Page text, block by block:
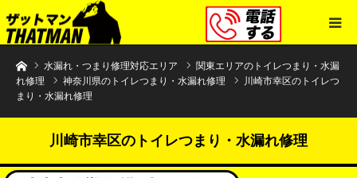
水まわりトラブル解決のザットマン
水漏れ・つまり修理対応エリア
関東エリアのトイレつまり・水漏
れ修理
神奈川県のトイレつまり・水漏れ修理
川崎市幸区のトイレつ
まり・水漏れ修理
川崎市幸区のトイレつまり・水漏れ修理